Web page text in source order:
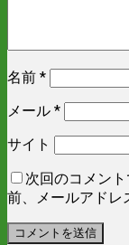
名前 *
メール *
サイト
次回のコメン
前、メールアドレ